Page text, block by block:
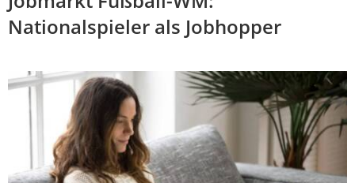
Nationalspieler als Jobhopper